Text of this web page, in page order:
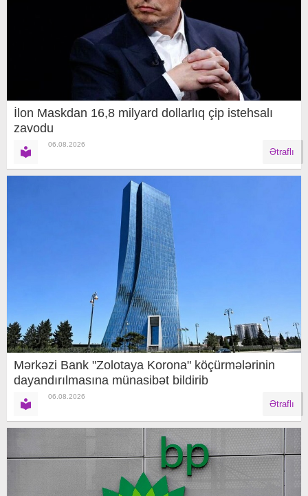
İlon Maskdan 16,8 milyard dollarlıq çip istehsalı
zavodu
06.08.2026
Ətraflı
Mərkəzi Bank "Zolotaya Korona" köçürmələrinin
dayandırılmasına münasibət bildirib
06.08.2026
Ətraflı